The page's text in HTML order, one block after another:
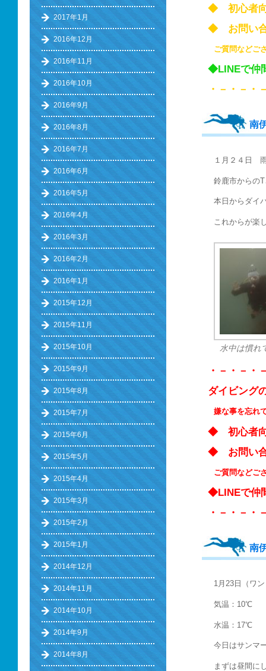
◆ 初心
◆ お問い
ご質問などご
◆LINEで
・－・－・
南
１月２４日
鈴鹿市からの
本日からダイ
これからが楽
水中は慣れ
・－・－・
ダイビング
嫌な事を忘れ
◆ 初心
◆ お問い
ご質問などご
◆LINEで
・－・－・
南
1月23日（ワ
気温：10℃
水温：17℃
今日はサンマ
まずは昼間に
2017年1月
2016年12月
2016年11月
2016年10月
2016年9月
2016年8月
2016年7月
2016年6月
2016年5月
2016年4月
2016年3月
2016年2月
2016年1月
2015年12月
2015年11月
2015年10月
2015年9月
2015年8月
2015年7月
2015年6月
2015年5月
2015年4月
2015年3月
2015年2月
2015年1月
2014年12月
2014年11月
2014年10月
2014年9月
2014年8月